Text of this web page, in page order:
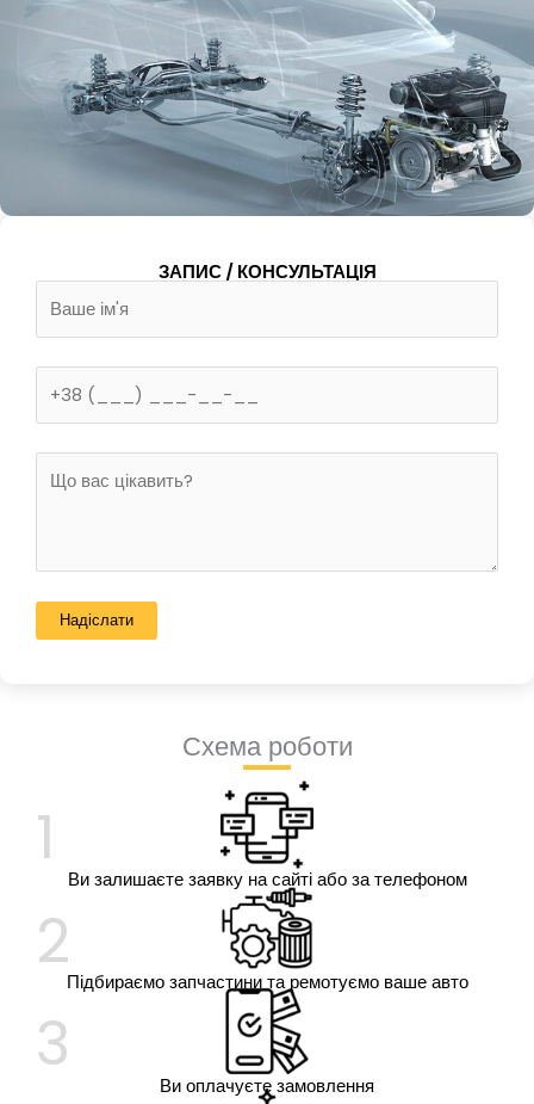
ЗАПИС / КОНСУЛЬТАЦІЯ
Схема роботи
1 Ви залишаєте заявку на сайті або за телефоном
2Підбираємо запчастини та ремотуємо ваше авто
3 Ви оплачуєте замовлення